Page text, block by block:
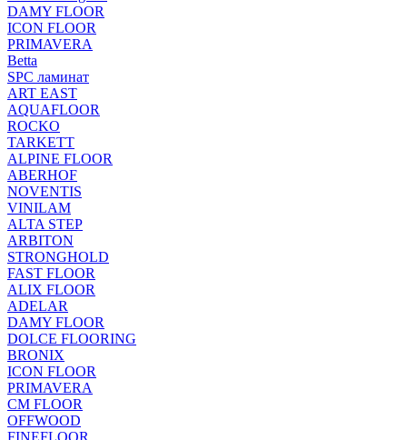
DAMY FLOOR
ICON FLOOR
PRIMAVERA
Betta
SPC ламинат
ART EAST
AQUAFLOOR
ROCKO
TARKETT
ALPINE FLOOR
ABERHOF
NOVENTIS
VINILAM
ALTA STEP
ARBITON
STRONGHOLD
FAST FLOOR
ALIX FLOOR
ADELAR
DAMY FLOOR
DOLCE FLOORING
BRONIX
ICON FLOOR
PRIMAVERA
CM FLOOR
OFFWOOD
FINEFLOOR